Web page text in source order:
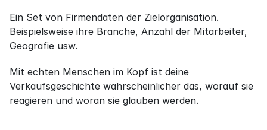
Ein Set von Firmendaten der Zielorganisation.
Beispielsweise ihre Branche, Anzahl der Mitarbeiter,
Geografie usw.
Mit echten Menschen im Kopf ist deine
Verkaufsgeschichte wahrscheinlicher das, worauf sie
reagieren und woran sie glauben werden.